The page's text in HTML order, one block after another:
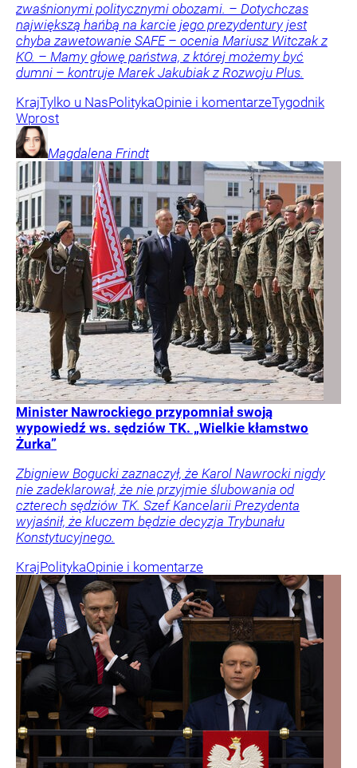
zwaśnionymi politycznymi obozami. – Dotychczas
największą hańbą na karcie jego prezydentury jest
chyba zawetowanie SAFE – ocenia Mariusz Witczak z
KO. – Mamy głowę państwa, z której możemy być
dumni – kontruje Marek Jakubiak z Rozwoju Plus.
KrajTylko u NasPolitykaOpinie i komentarzeTygodnik
Wprost
Magdalena Frindt
Minister Nawrockiego przypomniał swoją
wypowiedź ws. sędziów TK. „Wielkie kłamstwo
Żurka”
Zbigniew Bogucki zaznaczył, że Karol Nawrocki nigdy
nie zadeklarował, że nie przyjmie ślubowania od
czterech sędziów TK. Szef Kancelarii Prezydenta
wyjaśnił, że kluczem będzie decyzja Trybunału
Konstytucyjnego.
KrajPolitykaOpinie i komentarze